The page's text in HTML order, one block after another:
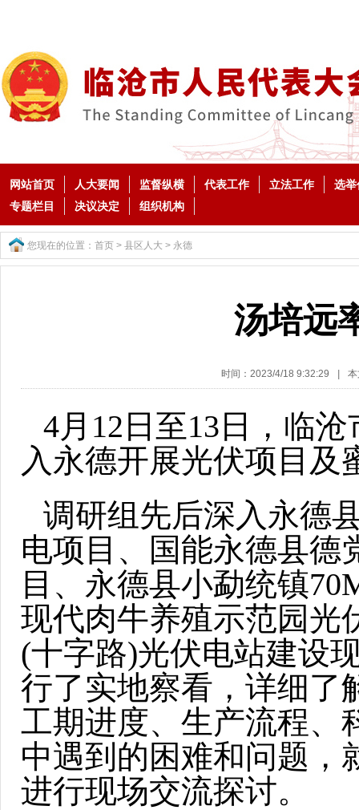
网站首页 人大要闻 监督纵横 代表工作 立法工作
选举
专题栏目
决议决定 组织机构
您现在的位置： 首页 > 县区人大 > 永德
汤培远
时间：2023/4/18 9:32:29
4月12日至13日，临
入永德开展光伏项目及
调研组先后深入永德
电项目、国能永德县德
目、永德县小勐统镇
现代肉牛养殖示范园光
(十字路)光伏电站建设
行了实地察看，详细了
工期进度、生产流程、
中遇到的困难和问题，
进行现场交流探讨。